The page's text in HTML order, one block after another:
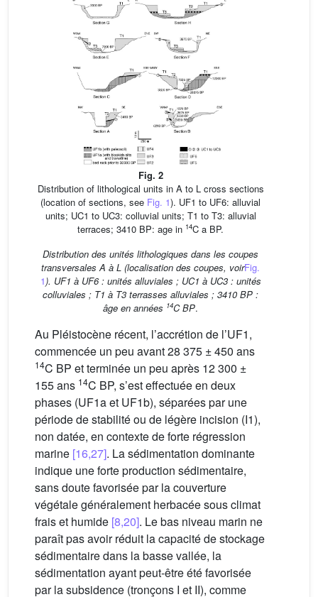
Fig. 2
Distribution of lithological units in A to L cross sections
(location of sections, see Fig. 1). UF1 to UF6: alluvial
units; UC1 to UC3: colluvial units; T1 to T3: alluvial
terraces; 3410 BP: age in 14C a BP.
Distribution des unités lithologiques dans les coupes
transversales A à L (localisation des coupes, voirFig.
1). UF1 à UF6 : unités alluviales ; UC1 à UC3 : unités
colluviales ; T1 à T3 terrasses alluviales ; 3410 BP :
âge en années 14C BP.
Au Pléistocène récent, l’accrétion de l’UF1,
commencée un peu avant 28 375 ± 450 ans
14C BP et terminée un peu après 12 300 ±
155 ans 14C BP, s’est effectuée en deux
phases (UF1a et UF1b), séparées par une
période de stabilité ou de légère incision (I1),
non datée, en contexte de forte régression
marine [16,27]. La sédimentation dominante
indique une forte production sédimentaire,
sans doute favorisée par la couverture
végétale généralement herbacée sous climat
frais et humide [8,20]. Le bas niveau marin ne
paraît pas avoir réduit la capacité de stockage
sédimentaire dans la basse vallée, la
sédimentation ayant peut-être été favorisée
par la subsidence (tronçons I et II), comme